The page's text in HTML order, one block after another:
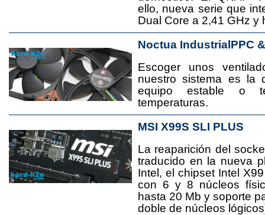
ello, nueva serie que
Dual Core a 2,41 GHz y
Noctua IndustrialPPC
Escoger unos
nuestro sistema es la
equipo estable o
temperaturas.
MSI X99S SLI PLUS
La reaparición del
traducido en la nueva
Intel, el chipset Intel
con 6 y 8 núcleos
hasta 20 Mb y soporte
doble de núcleos